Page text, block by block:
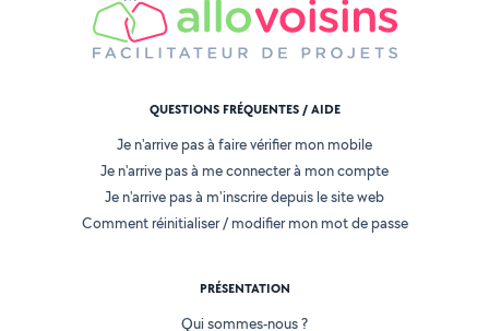
QUESTIONS FRÉQUENTES / AIDE
Je n'arrive pas à faire vérifier mon mobile
Je n'arrive pas à me connecter à mon compte
Je n'arrive pas à m'inscrire depuis le site web
Comment réinitialiser / modifier mon mot de passe
PRÉSENTATION
Qui sommes-nous ?